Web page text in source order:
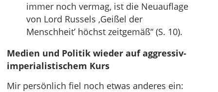
immer noch vermag, ist die Neuauflage
von Lord Russels ‚Geißel der
Menschheit’ höchst zeitgemäß“ (S. 10).
Medien und Politik wieder auf aggressiv-
imperialistischem Kurs
Mir persönlich fiel noch etwas anderes ein: